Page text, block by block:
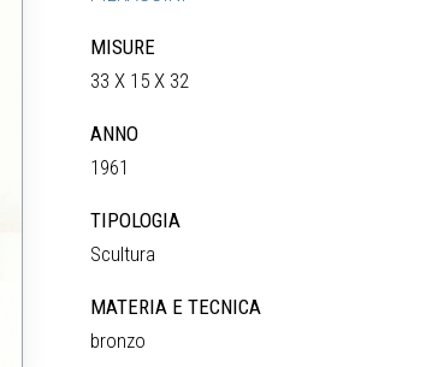
MISURE
33 X 15 X 32
ANNO
1961
TIPOLOGIA
Scultura
MATERIA E TECNICA
bronzo